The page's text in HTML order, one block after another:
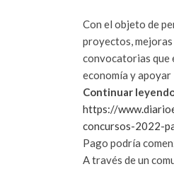
Con el objeto de
proyectos,
convocatorias que
economía y
Continuar
https://
concursos-2022-
Pago podría
A través de un